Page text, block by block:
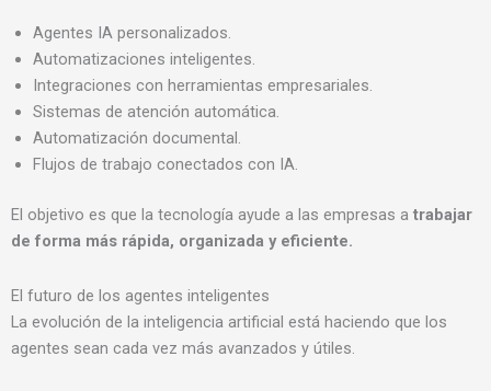
Agentes IA personalizados.
Automatizaciones inteligentes.
Integraciones con herramientas empresariales.
Sistemas de atención automática.
Automatización documental.
Flujos de trabajo conectados con IA.
El objetivo es que la tecnología ayude a las empresas a trabajar
de forma más rápida, organizada y eficiente.
El futuro de los agentes inteligentes
La evolución de la inteligencia artificial está haciendo que los
agentes sean cada vez más avanzados y útiles.